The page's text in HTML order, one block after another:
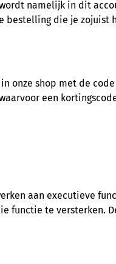
namelijk in dit
bestelling die je zojuist
onze shop met de
een
aan executieve
te versterken.